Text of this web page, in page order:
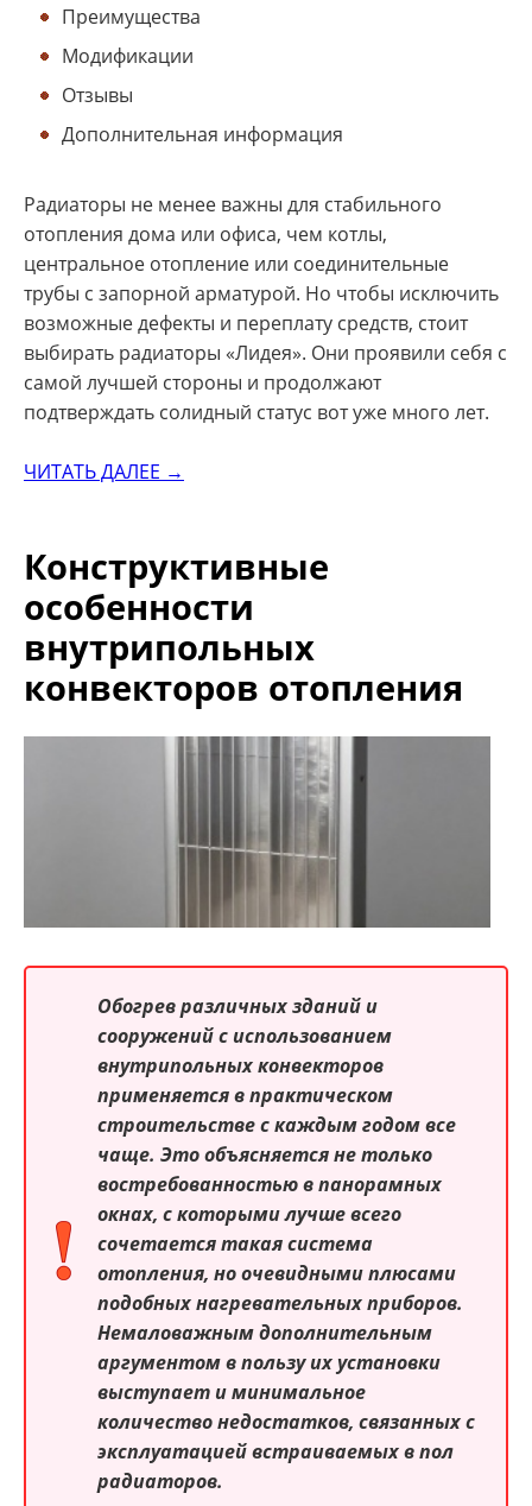
Преимущества
Модификации
Отзывы
Дополнительная информация
Радиаторы не менее важны для стабильного
отопления дома или офиса, чем котлы,
центральное отопление или соединительные
трубы с запорной арматурой. Но чтобы исключить
возможные дефекты и переплату средств, стоит
выбирать радиаторы «Лидея». Они проявили себя с
самой лучшей стороны и продолжают
подтверждать солидный статус вот уже много лет.
ЧИТАТЬ ДАЛЕЕ →
Конструктивные
особенности
внутрипольных
конвекторов отопления
Обогрев различных зданий и
сооружений с использованием
внутрипольных конвекторов
применяется в практическом
строительстве с каждым годом все
чаще. Это объясняется не только
востребованностью в панорамных
окнах, с которыми лучше всего
сочетается такая система
отопления, но очевидными плюсами
подобных нагревательных приборов.
Немаловажным дополнительным
аргументом в пользу их установки
выступает и минимальное
количество недостатков, связанных с
эксплуатацией встраиваемых в пол
радиаторов.